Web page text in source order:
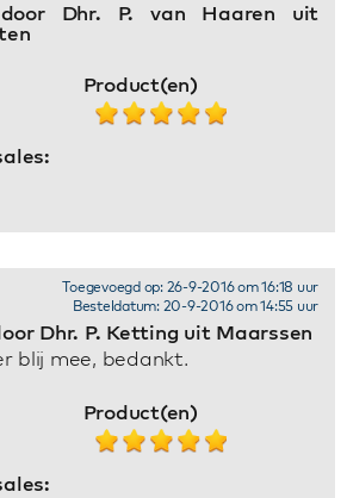
door Dhr. P. van Haaren uit
Product(en)
Dhr. P. Ketting uit Maarssen
Toegevoegd op: 26-9-2016 om 16:18 uur
Besteldatum: 20-9-2016 om 14:55 uur
blij mee, bedankt.
Product(en)